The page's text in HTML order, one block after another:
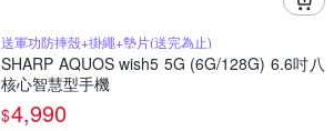
送軍功防摔殼+掛繩+墊片(送完為止)
SHARP AQUOS wish5 5G (6G/128G) 6.6吋八
核心智慧型手機
$4,990